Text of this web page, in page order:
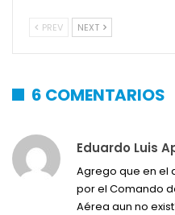
PREV NEXT
6 COMENTARIOS
Eduardo Luis
Agrego que en el
por el Comando
Aérea aun no